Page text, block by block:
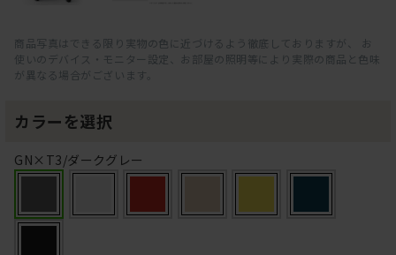
商品写真はできる限り実物の色に近づけるよう徹底しておりますが、 お
使いのデバイス・モニター設定、お部屋の照明等により実際の商品と色味
が異なる場合がございます。
カラーを選択
GN×T3/ダークグレー